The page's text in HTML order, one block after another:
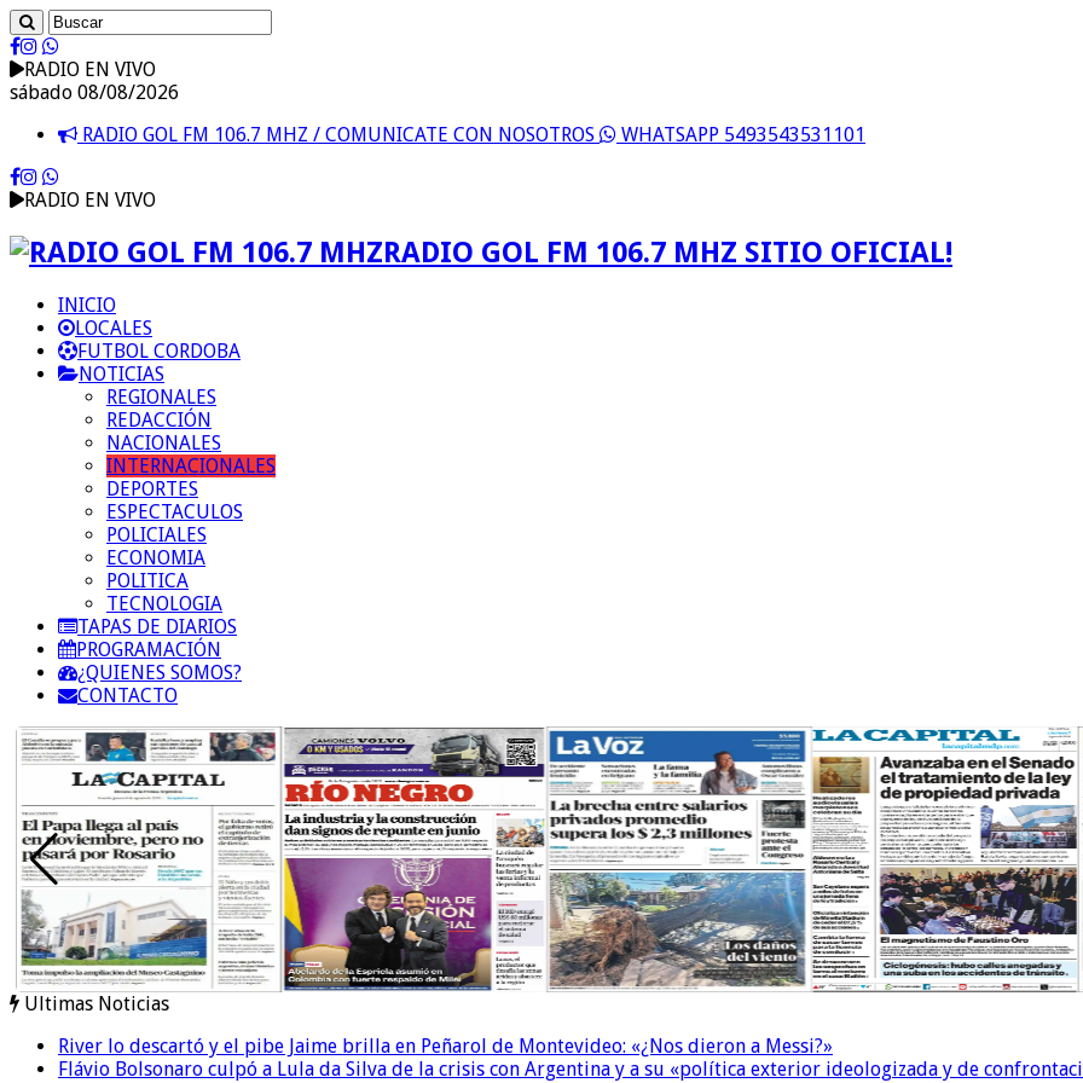
RADIO EN VIVO
sábado 08/08/2026
RADIO GOL FM 106.7 MHZ / COMUNICATE CON NOSOTROS
WHATSAPP 5493543531101
RADIO EN VIVO
RADIO GOL FM 106.7 MHZ SITIO OFICIAL!
INICIO
LOCALES
FUTBOL CORDOBA
NOTICIAS
REGIONALES
REDACCIÓN
NACIONALES
INTERNACIONALES
DEPORTES
ESPECTACULOS
POLICIALES
ECONOMIA
POLITICA
TECNOLOGIA
TAPAS DE DIARIOS
PROGRAMACIÓN
¿QUIENES SOMOS?
CONTACTO
Ultimas Noticias
River lo descartó y el pibe Jaime brilla en Peñarol de Montevideo: «¿Nos dieron a Messi?»
Flávio Bolsonaro culpó a Lula da Silva de la crisis con Argentina y a su «política exterior ideologizada y de